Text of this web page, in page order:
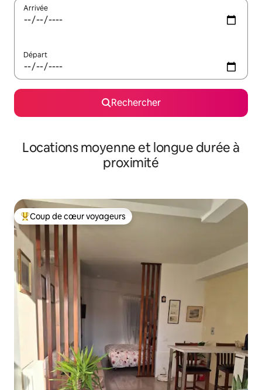
Arrivée
Départ
Rechercher
Locations moyenne et longue durée à
proximité
Coups de cœur voyageurs les plus appréciés
Coup de cœur voyageurs